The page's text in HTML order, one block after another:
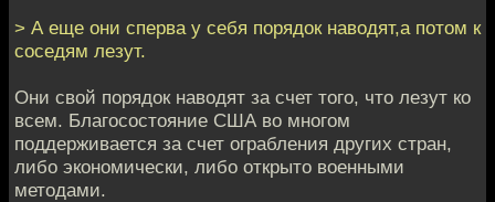
> А еще они сперва у себя порядок наводят,а потом к
соседям лезут.
Они свой порядок наводят за счет того, что лезут ко
всем. Благосостояние США во многом
поддерживается за счет ограбления других стран,
либо экономически, либо открыто военными
методами.